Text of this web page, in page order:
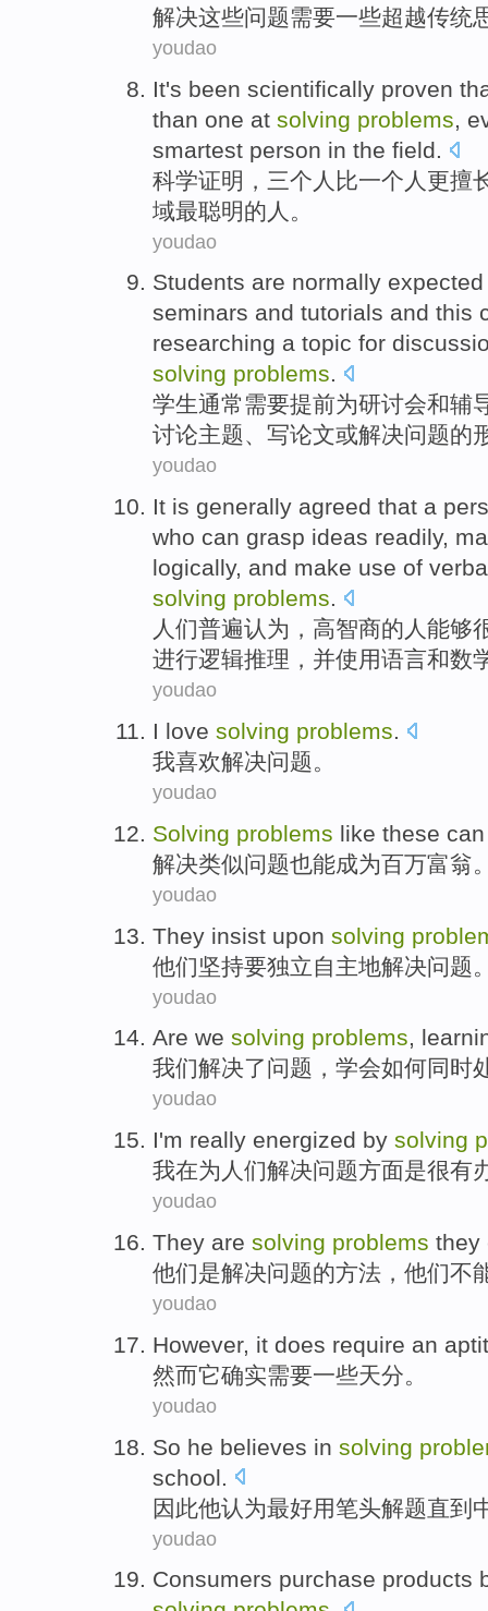
解决这些问题需要一些超越传统
youdao
It's been scientifically proven
than one at solving problems
smartest person in the field
科学证明 ， 三个 人 比一个人 更擅
域最聪明的人。
youdao
Students are normally
seminars and tutorials and this
researching a topic for
solving problems.
学生通常需要提前为研讨会和辅
讨论主题、 写论文或解决问题的
youdao
It is generally agreed that a
who can grasp ideas readily,
logically, and make use of
solving problems.
人们普遍认为， 高智商的 人 能够
进行逻辑推理 ， 并使用语言和数
youdao
I love solving problems.
我喜欢解决问题。
youdao
Solving problems like these can
解决类似问题也能成为百万富翁
youdao
They insist upon solving
他们坚持要独立 自主地解决问题
youdao
Are we solving problems,
我们解决了问题 ， 学会如何同时
youdao
I'm really energized by solving
我在为 人们解决问题方面是很有
youdao
They are solving problems they
他们是解决问题的方法，他们不
youdao
However, it does require an
然而它确实需要一些天分。
youdao
So he believes in solving
school
因此他认为最好用笔头解题直到
youdao
Consumers purchase products